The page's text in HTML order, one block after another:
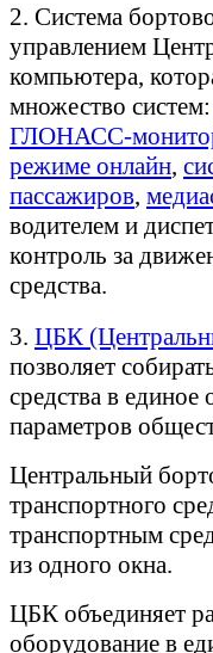
2. Система
управлением
компьютера,
множество систем:
ГЛОНАСС-
режиме онлайн,
пассажиров,
водителем и
контроль за
средства.
3. ЦБК
позволяет
средства в
параметров
Центральный
транспортного
транспортным
из одного окна.
ЦБК объединяет
оборудование в